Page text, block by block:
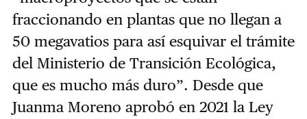
fraccionando en plantas que no llegan a
50 megavatios para así esquivar el trámite
del Ministerio de Transición Ecológica,
que es mucho más duro”. Desde que
Juanma Moreno aprobó en 2021 la Ley